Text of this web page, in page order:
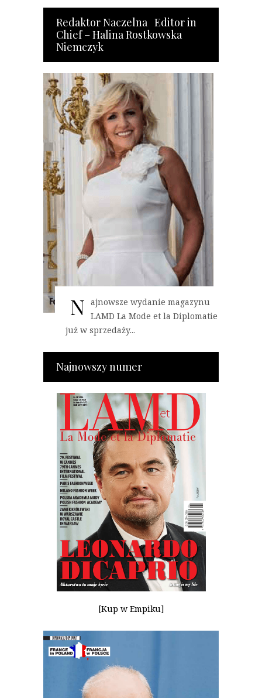
Redaktor Naczelna Editor in
Chief – Halina Rostkowska
Niemczyk
N ajnowsze wydanie magazynu
LAMD La Mode et la Diplomatie
już w sprzedaży...
Najnowszy numer
[Kup w Empiku]